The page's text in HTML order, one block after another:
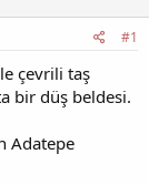
#1
çevrili taş
bir düş beldesi.
Adatepe